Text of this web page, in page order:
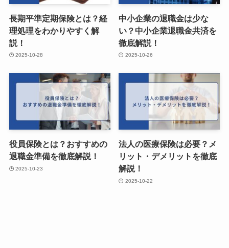
長期平準定期保険とは？経
理処理をわかりやすく解
説！
2025-10-28
中小企業の退職金は少な
い？中小企業退職金共済を
徹底解説！
2025-10-26
役員保険とは？おすすめの
退職金準備を徹底解説！
2025-10-23
法人の医療保険は必要？メ
リット・デメリットを徹底
解説！
2025-10-22